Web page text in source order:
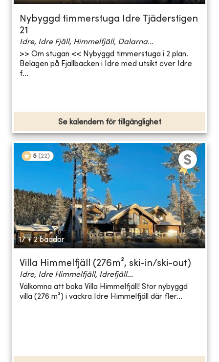
Nybyggd timmerstuga Idre Tjäderstigen
21
Idre, Idre Fjäll, Himmelfjäll, Dalarna...
>> Om stugan << Nybyggd timmerstuga i 2 plan.
Belägen på Fjällbäcken i Idre med utsikt över Idre
f...
Se kalendern för tillgänglighet
5 (22)
17 + 2 bäddar
Villa Himmelfjäll (276m², ski-in/ski-out)
Idre, Idre Himmelfjäll, Idrefjäll...
Välkomna att boka Villa Himmelfjäll! Stor nybyggd
villa (276 m²) i vackra Idre Himmelfjäll där fler...